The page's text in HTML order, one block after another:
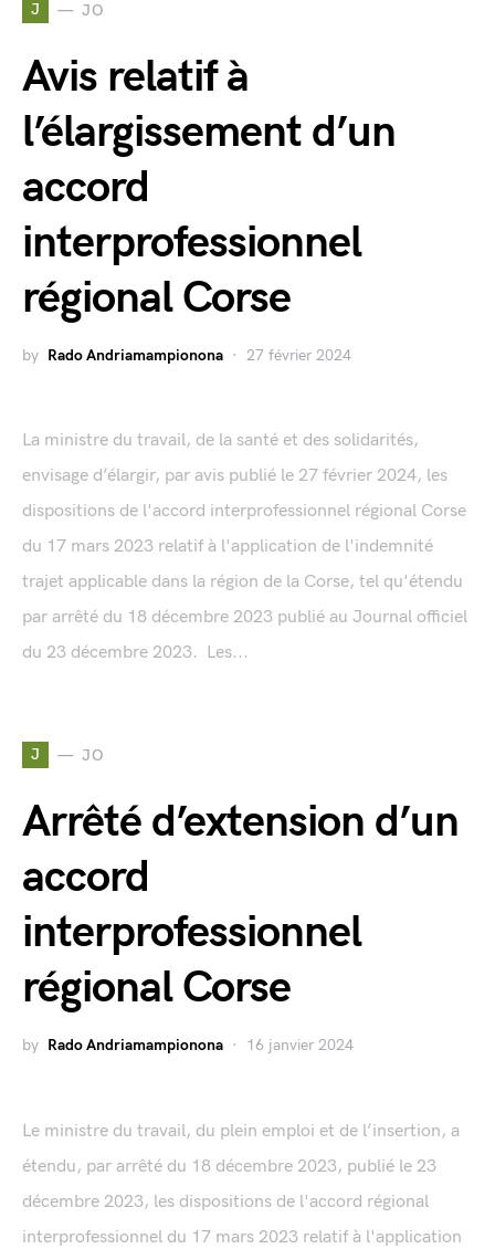
J JO
Avis relatif à
l’élargissement d’un
accord
interprofessionnel
régional Corse
by Rado Andriamampionona 27 février 2024
La ministre du travail, de la santé et des solidarités,
envisage d’élargir, par avis publié le 27 février 2024, les
dispositions de l'accord interprofessionnel régional Corse
du 17 mars 2023 relatif à l'application de l'indemnité
trajet applicable dans la région de la Corse, tel qu'étendu
par arrêté du 18 décembre 2023 publié au Journal officiel
du 23 décembre 2023. Les...
J JO
Arrêté d’extension d’un
accord
interprofessionnel
régional Corse
by Rado Andriamampionona 16 janvier 2024
Le ministre du travail, du plein emploi et de l’insertion, a
étendu, par arrêté du 18 décembre 2023, publié le 23
décembre 2023, les dispositions de l'accord régional
interprofessionnel du 17 mars 2023 relatif à l'application